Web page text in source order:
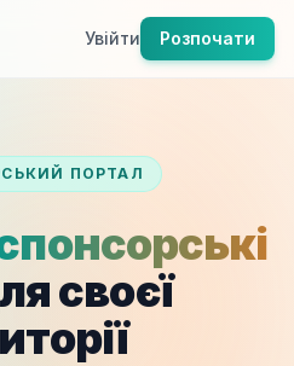
Увійти Розпочати
ПОРТАЛ
своєї